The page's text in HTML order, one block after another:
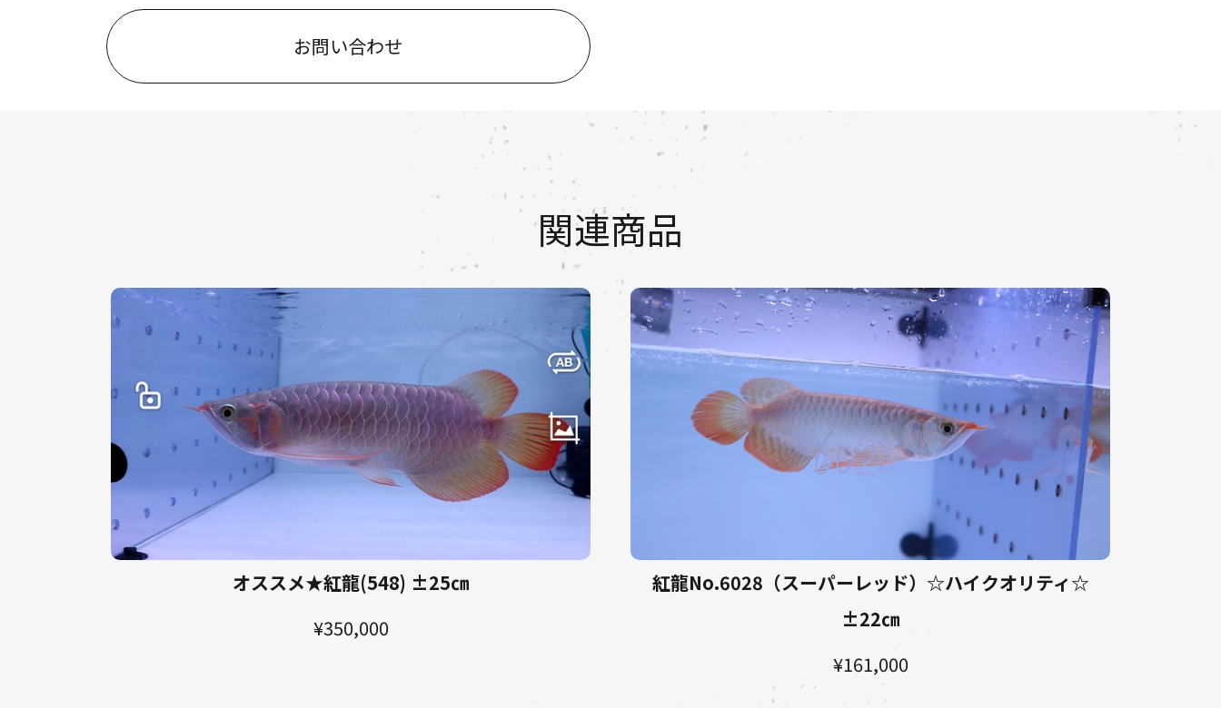
お問い合わせ
関連商品
オススメ★紅龍(548) ±25㎝
¥350,000
紅龍No.6028（スーパーレッド）☆ハイクオリティ☆
±22㎝
¥161,000